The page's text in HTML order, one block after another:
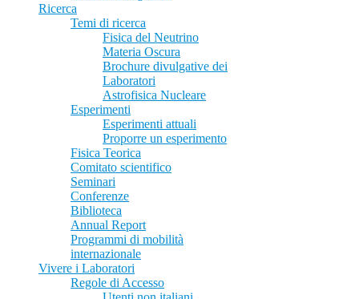
Ricerca
Temi di ricerca
Fisica del Neutrino
Materia Oscura
Brochure divulgative dei
Laboratori
Astrofisica Nucleare
Esperimenti
Esperimenti attuali
Proporre un esperimento
Fisica Teorica
Comitato scientifico
Seminari
Conferenze
Biblioteca
Annual Report
Programmi di mobilità
internazionale
Vivere i Laboratori
Regole di Accesso